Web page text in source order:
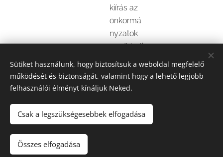
kiírás az
önkormá
nyzatok
rendkívüli
támogat
ására
© 2025 Produktív Iroda (alapítva: 2001., adószám: 62758963-1-28,
Az oldalt a
Sütiket használunk, hogy biztosítsuk a weboldal megfelelő
működését és biztonságát, valamint hogy a lehető legjobb
felhasználói élményt kínáljuk Neked.
Csak a legszükségesebbek elfogadása
Összes elfogadása